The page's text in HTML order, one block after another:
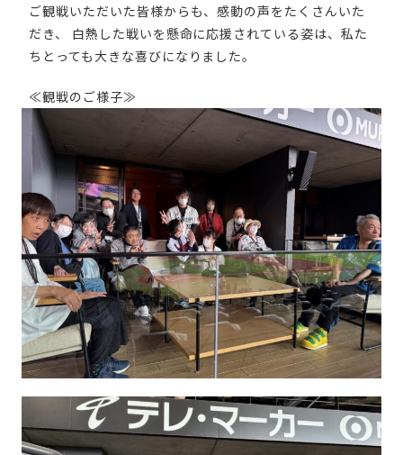
ご観戦いただいた皆様からも、感動の声をたくさんいた
だき、 白熱した戦いを懸命に応援されている姿は、私た
ちとっても大きな喜びになりました。
≪観戦のご様子≫